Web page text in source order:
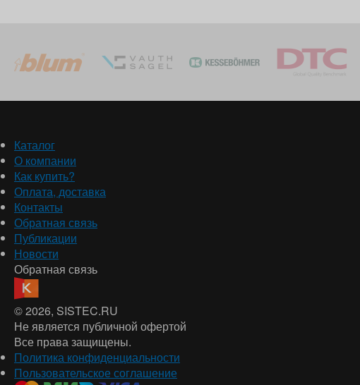
Каталог
О компании
Как купить?
Оплата, доставка
Контакты
Обратная связь
Публикации
Новости
Обратная связь
© 2026, SISTEC.RU
Не является публичной офертой
Все права защищены.
Политика конфиденциальности
Пользовательское соглашение